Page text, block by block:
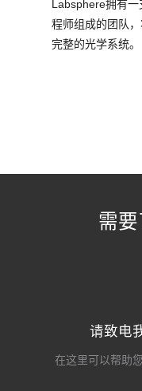
Labsphere拥有
程师组成的团队
完整的光学系统。
需要
请致电
在这里可以帮助